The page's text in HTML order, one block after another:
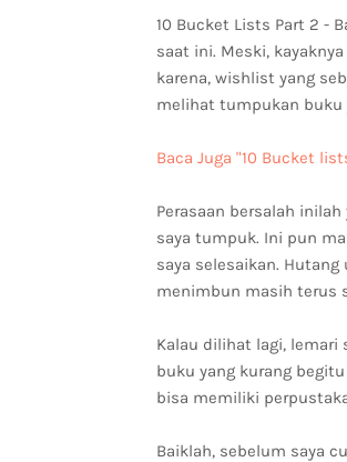
10 Bucket Lists Part 2 -
saat ini. Meski,
karena, wishlist yang
melihat tumpukan buku
Baca Juga "10 Bucket
Perasaan bersalah
saya tumpuk. Ini pun
saya selesaikan.
menimbun masih terus
Kalau dilihat lagi, lemari
buku yang kurang
bisa memiliki
Baiklah, sebelum saya